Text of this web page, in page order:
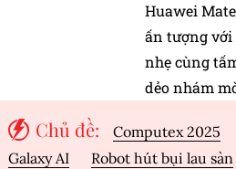
Huawei
ấn tượng
nhẹ cùng
dẻo nhám
Chủ đề: Computex 2025
Galaxy AI
Robot hút bụi lau sàn